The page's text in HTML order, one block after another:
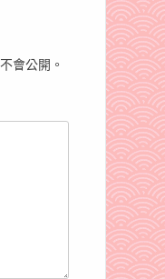
會公開。